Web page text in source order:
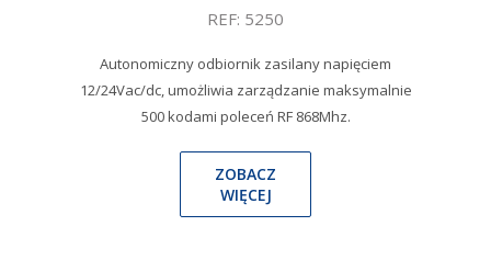
REF: 5250
Autonomiczny odbiornik zasilany napięciem
12/24Vac/dc, umożliwia zarządzanie maksymalnie
500 kodami poleceń RF 868Mhz.
ZOBACZ
WIĘCEJ